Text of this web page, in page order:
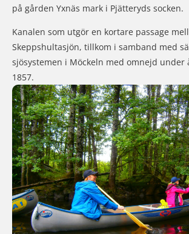
på gården Yxnäs mark i Pjätteryds socken.
Kanalen som utgör en kortare passage
Skeppshultasjön, tillkom i samband med
sjösystemen i Möckeln med omnejd under
1857.